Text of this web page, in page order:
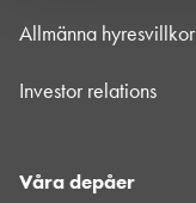
Allmänna hyresvillkor
Investor relations
Våra depåer